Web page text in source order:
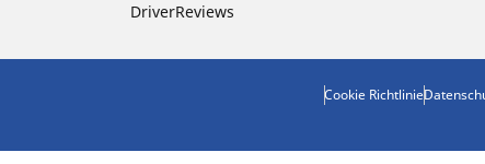
DriverReviews
Cookie Richtlinie